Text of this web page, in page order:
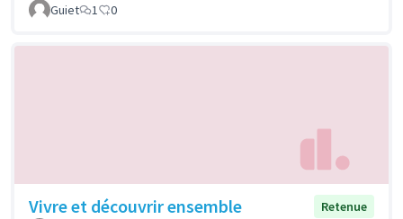
Guiet
1 0
Vivre et découvrir ensemble
Retenue